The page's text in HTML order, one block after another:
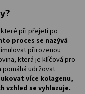
při přejetí po
proces se nazývá
přirozenou
která je klíčová pro
udržovat
více kolagenu,
vzhled se vyhlazuje.